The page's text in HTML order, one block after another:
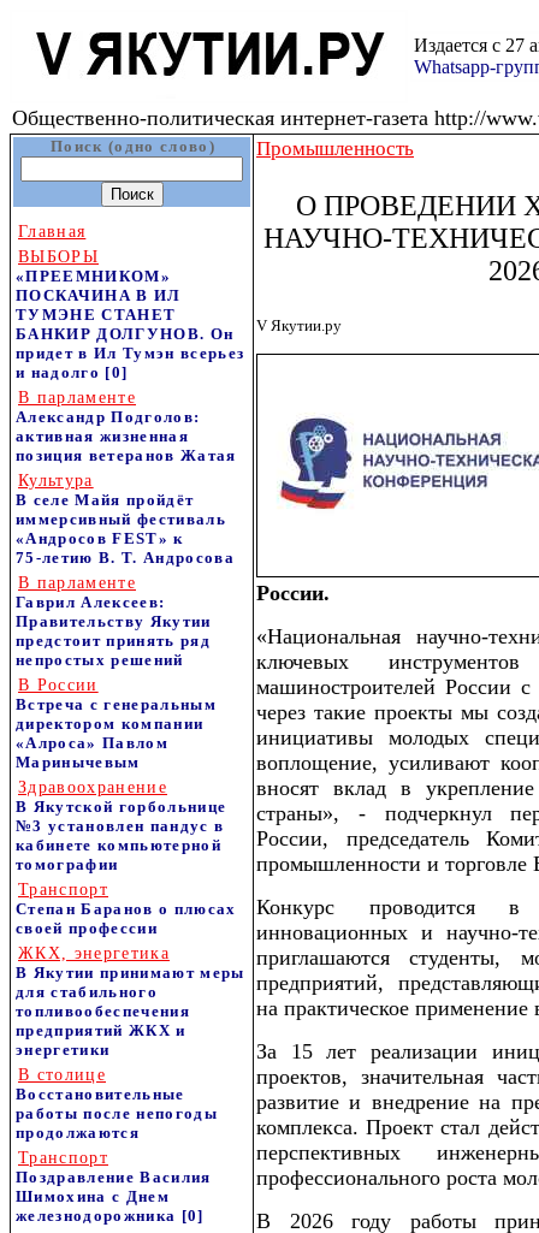
Издается с 27
Whatsapp-
Общественно-политическая интернет-газета http://
Поиск (одно слово)
Главная
ВЫБОРЫ
«ПРЕЕМНИКОМ»
ПОСКАЧИНА В ИЛ
ТУМЭНЕ СТАНЕТ
БАНКИР ДОЛГУНОВ. Он
придет в Ил Тумэн всерьез
и надолго [0]
В парламенте
Александр Подголов:
активная жизненная
позиция ветеранов Жатая
Культура
В селе Майя пройдёт
иммерсивный фестиваль
«Андросов FEST» к
75‑летию В. Т. Андросова
В парламенте
Гаврил Алексеев:
Правительству Якутии
предстоит принять ряд
непростых решений
В России
Встреча с генеральным
директором компании
«Алроса» Павлом
Маринычевым
Здравоохранение
В Якутской горбольнице
№3 установлен пандус в
кабинете компьютерной
томографии
Транспорт
Степан Баранов о плюсах
своей профессии
ЖКХ, энергетика
В Якутии принимают меры
для стабильного
топливообеспечения
предприятий ЖКХ и
энергетики
В столице
Восстановительные
работы после непогоды
продолжаются
Транспорт
Поздравление Василия
Шимохина с Днем
железнодорожника [0]
Промышленность
О ПРОВЕДЕНИИ
НАУЧНО-
V Якутии.ру
России.
«Национальная научно-
ключевых
машиностроителей России
через такие проекты мы
инициативы молодых
воплощение, усиливают
вносят вклад в укрепление
страны», - подчеркнул
России, председатель
промышленности и торговле
Конкурс проводится в
инновационных и научно-
приглашаются студенты,
предприятий,
на практическое
За 15 лет реализации
проектов, значительная
развитие и внедрение на
комплекса. Проект стал
перспективных
профессионального роста
В 2026 году работы